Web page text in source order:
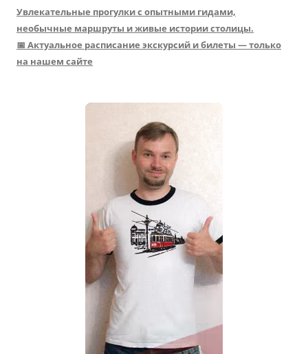
Увлекательные прогулки с опытными гидами,
необычные маршруты и живые истории столицы.
📅 Актуальное расписание экскурсий и билеты — только
на нашем сайте